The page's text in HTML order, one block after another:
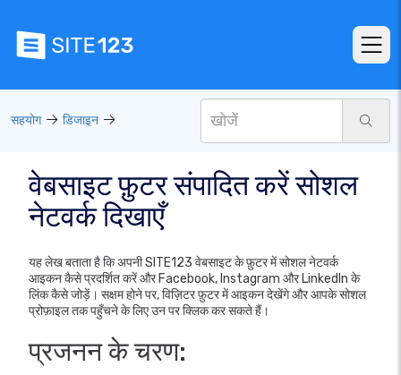
सहयोग डिजाइन
वेबसाइट फ़ुटर संपादित करें सोशल
नेटवर्क दिखाएँ
यह लेख बताता है कि अपनी SITE123 वेबसाइट के फ़ुटर में सोशल नेटवर्क
आइकन कैसे प्रदर्शित करें और Facebook, Instagram और LinkedIn के
लिंक कैसे जोड़ें। सक्षम होने पर, विज़िटर फ़ुटर में आइकन देखेंगे और आपके सोशल
प्रोफ़ाइल तक पहुँचने के लिए उन पर क्लिक कर सकते हैं।
प्रजनन के चरण: